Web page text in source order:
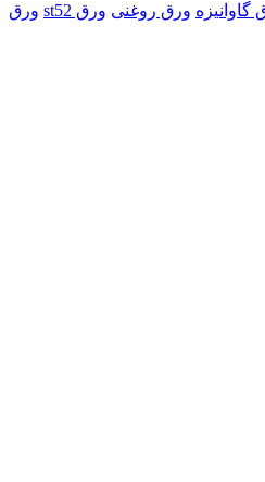
گاوانیزه ورق روغنی ورق st52
ورق